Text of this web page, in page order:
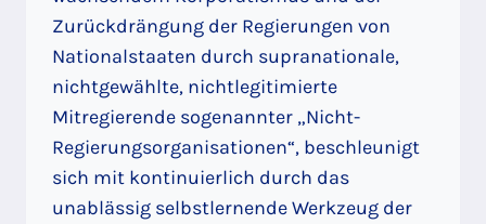
Zurückdrängung der Regierungen von
Nationalstaaten durch supranationale,
nichtgewählte, nichtlegitimierte
Mitregierende sogenannter „Nicht-
Regierungsorganisationen“, beschleunigt
sich mit kontinuierlich durch das
unablässig selbstlernende Werkzeug der